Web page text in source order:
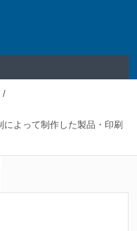
/
によって制作した製品・印刷